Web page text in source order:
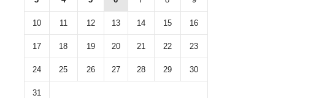
10 11 12 13 14 15 16
17 18 19 20 21 22 23
24 25 26 27 28 29 30
31